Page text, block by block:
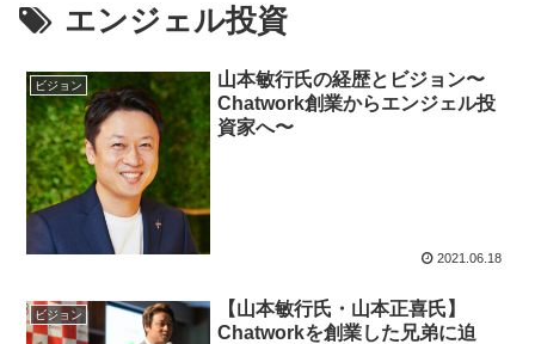
エンジェル投資
ビジョン
山本敏行氏の経歴とビジョン〜
Chatwork創業からエンジェル投
資家へ〜
2021.06.18
ビジョン
【山本敏行氏・山本正喜氏】
Chatworkを創業した兄弟に迫